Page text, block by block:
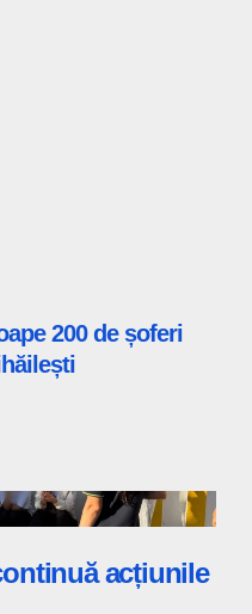
200 de șoferi
acțiunile